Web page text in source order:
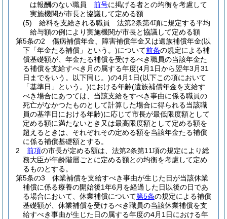
は報酬のない職員 前号に掲げる者との均衡を考慮して
実施機関が市長と協議して定める額
(5)
給料を支給される職員 法第2条第4項に規定する平均
給与額の例により実施機関が市長と協議して定める額
第5条の2
傷病補償年金、障害補償年金又は遺族補償年金(以
下「年金たる補償」という。)について前条の規定による補
償基礎額が、年金たる補償を受けるべき職員の当該年金た
る補償を支給すべき月の属する年度(4月1日から翌年3月31
日までをいう。以下同じ。)の4月1日(以下この項において
「基準日」という。)における年齢(遺族補償年金を支給す
べき場合にあつては、当該支給をすべき事由に係る職員の
死亡がなかつたものとして計算した場合に得られる当該職
員の基準日における年齢)に応じて市長が最低限度額として
定める額に満たないとき又は最高限度額として定める額を
超えるときは、それぞれその定める額を当該年金たる補償
に係る補償基礎額とする。
2
前項の市長が定める額は、法第2条第11項の規定により総
務大臣が年齢階層ごとに定める額との均衡を考慮して定め
るものとする。
第5条の3
休業補償を支給すべき事由が生じた日が当該休業
補償に係る療養の開始後1年6月を経過した日以後の日であ
る場合において、休業補償について第5条の規定による補償
基礎額が、休業補償を受けるべき職員の当該休業補償を支
給すべき事由が生じた日の属する年度の4月1日における年